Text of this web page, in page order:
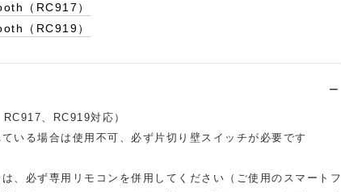
（RC917）
（RC919）
、RC919対応）
いる場合は使用不可、必ず片切り壁スイッチが必要です
、必ず専用リモコンを併用してください（ご使用のスマートフ